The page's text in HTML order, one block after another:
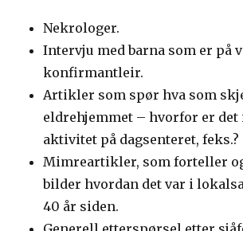
Nekrologer.
Intervju med barna som er på
konfirmantleir.
Artikler som spør hva som
eldrehjemmet – hvorfor er
aktivitet på dagsenteret, feks.?
Mimreartikler, som forteller
bilder hvordan det var i
40 år siden.